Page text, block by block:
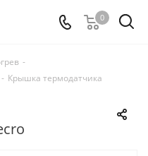
0
-
- Крышка термодатчика